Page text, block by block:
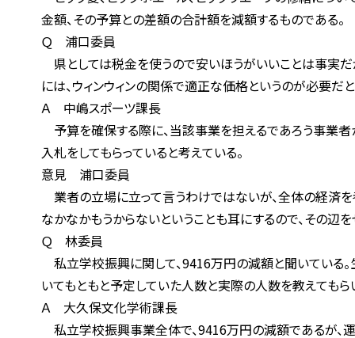
金額、その予算との差額の合計額を減額するものである。
Ｑ 浦口委員
県としては税金を使うので安いほうがいいことは事実だが
には、ウィンウィンの関係で適正な価格というのが必要だと
Ａ 中嶋スポーツ課長
予算を確保する際に、当該事業を担えるであろう事業者
入札をしてもらっていると考えている。
意見 浦口委員
業者の立場に立って言うわけではないが、全体の経済を考
なかなかもうからないということも耳にするので、その辺を
Ｑ 林委員
私立学校振興に関して、9416万円の減額と聞いている。
いてもともと予定していた人数と実際の人数を教えてもら
Ａ 大久保文化学術課長
私立学校振興事業全体で、9416万円の減額であるが、運